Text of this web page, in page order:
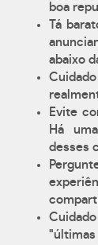
boa
Tá
abaixo
Evite
Há
desses